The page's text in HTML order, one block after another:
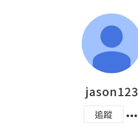
jason123
追蹤